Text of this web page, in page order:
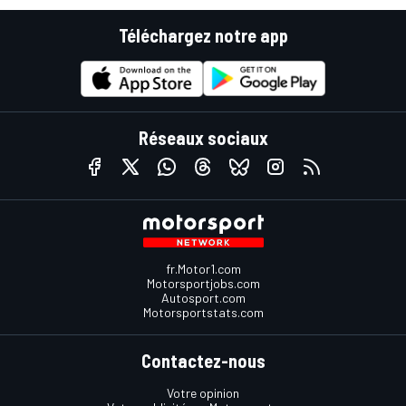
Téléchargez notre app
Réseaux sociaux
fr.Motor1.com
Motorsportjobs.com
Autosport.com
Motorsportstats.com
Contactez-nous
Votre opinion